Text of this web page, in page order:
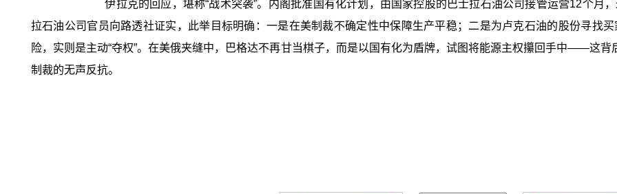
伊拉克的回应，堪称“战术突袭”。内阁批准国有化计划，由国家控股的巴士拉石油公司接管运营12个月
拉石油公司官员向路透社证实，此举目标明确：一是在美制裁不确定性中保障生产平稳；二是为卢克石油的股份寻找
险，实则是主动“夺权”。在美俄夹缝中，巴格达不再甘当棋子，而是以国有化为盾牌，试图将能源主权攥回手中——这背
制裁的无声反抗。